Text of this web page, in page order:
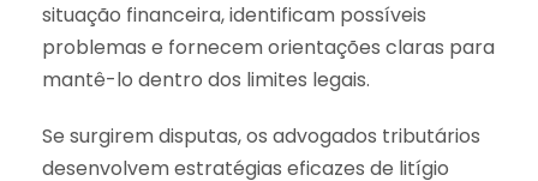
situação financeira, identificam possíveis
problemas e fornecem orientações claras para
mantê-lo dentro dos limites legais.
Se surgirem disputas, os advogados tributários
desenvolvem estratégias eficazes de litígio